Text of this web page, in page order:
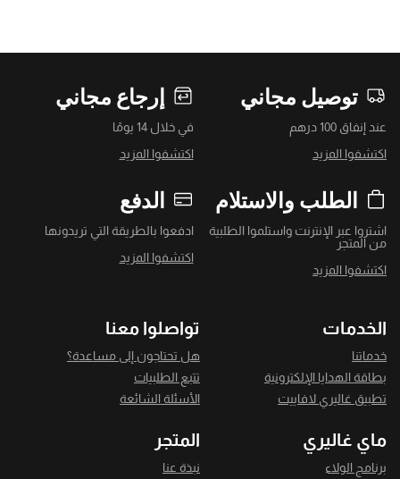
توصيل مجاني
عند إنفاق 100 درهم
اكتشفوا المزيد
إرجاع مجاني
في خلال 14 يومًا
اكتشفوا المزيد
الطلب والاستلام
اشتروا عبر الإنترنت واستلموا الطلبية
من المتجر
اكتشفوا المزيد
الدفع
ادفعوا بالطريقة التي تريدونها
اكتشفوا المزيد
الخدمات
خدماتنا
بطاقة الهدايا الإلكترونية
تطبيق غاليري لافاييت
تواصلوا معنا
هل تحتاجون إلى مساعدة؟
تتبع الطلبيات
الأسئلة الشائعة
ماي غاليري
برنامج الولاء
المتجر
نبذة عنا